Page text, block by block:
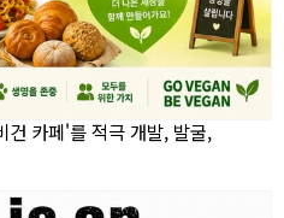
카페'를 적극 개발, 발굴,